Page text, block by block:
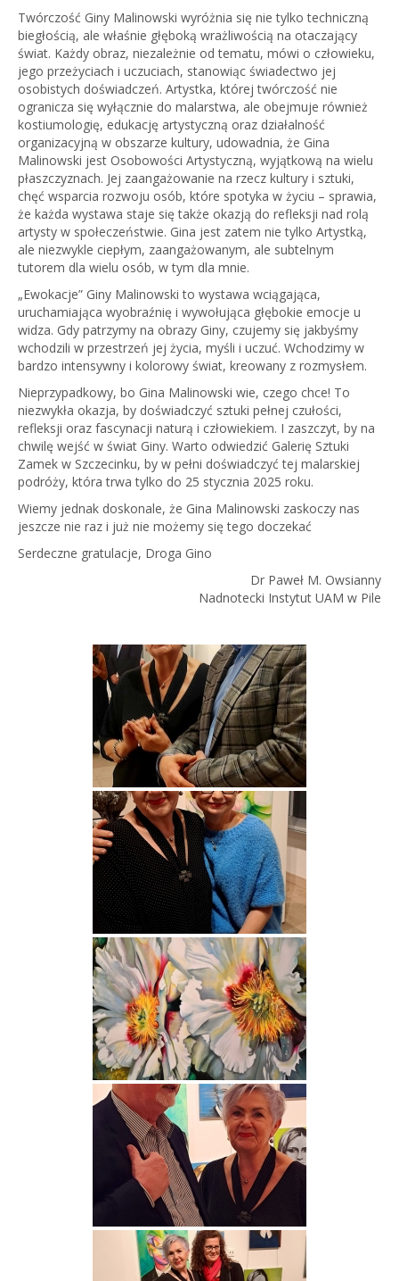
Twórczość Giny Malinowski wyróżnia się nie tylko techniczną
biegłością, ale właśnie głęboką wrażliwością na otaczający
świat. Każdy obraz, niezależnie od tematu, mówi o człowieku,
jego przeżyciach i uczuciach, stanowiąc świadectwo jej
osobistych doświadczeń. Artystka, której twórczość nie
ogranicza się wyłącznie do malarstwa, ale obejmuje również
kostiumologię, edukację artystyczną oraz działalność
organizacyjną w obszarze kultury, udowadnia, że Gina
Malinowski jest Osobowości Artystyczną, wyjątkową na wielu
płaszczyznach. Jej zaangażowanie na rzecz kultury i sztuki,
chęć wsparcia rozwoju osób, które spotyka w życiu – sprawia,
że każda wystawa staje się także okazją do refleksji nad rolą
artysty w społeczeństwie. Gina jest zatem nie tylko Artystką,
ale niezwykle ciepłym, zaangażowanym, ale subtelnym
tutorem dla wielu osób, w tym dla mnie.
„Ewokacje” Giny Malinowski to wystawa wciągająca,
uruchamiająca wyobraźnię i wywołująca głębokie emocje u
widza. Gdy patrzymy na obrazy Giny, czujemy się jakbyśmy
wchodzili w przestrzeń jej życia, myśli i uczuć. Wchodzimy w
bardzo intensywny i kolorowy świat, kreowany z rozmysłem.
Nieprzypadkowy, bo Gina Malinowski wie, czego chce! To
niezwykła okazja, by doświadczyć sztuki pełnej czułości,
refleksji oraz fascynacji naturą i człowiekiem. I zaszczyt, by na
chwilę wejść w świat Giny. Warto odwiedzić Galerię Sztuki
Zamek w Szczecinku, by w pełni doświadczyć tej malarskiej
podróży, która trwa tylko do 25 stycznia 2025 roku.
Wiemy jednak doskonale, że Gina Malinowski zaskoczy nas
jeszcze nie raz i już nie możemy się tego doczekać
Serdeczne gratulacje, Droga Gino
Dr Paweł M. Owsianny
Nadnotecki Instytut UAM w Pile